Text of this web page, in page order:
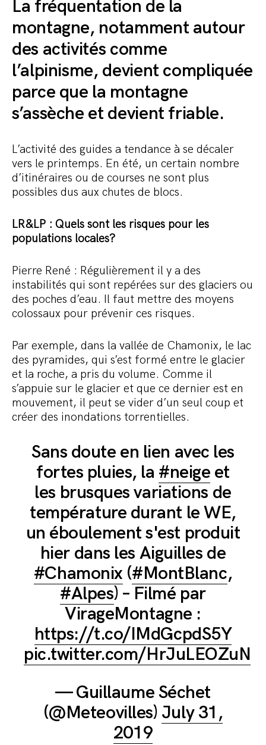
La fréquentation de la
montagne, notamment autour
des activités comme
l’alpinisme, devient compliquée
parce que la montagne
s’assèche et devient friable.
L’activité des guides a tendance à se décaler
vers le printemps. En été, un certain nombre
d’itinéraires ou de courses ne sont plus
possibles dus aux chutes de blocs.
LR&LP : Quels sont les risques pour les
populations locales?
Pierre René : Régulièrement il y a des
instabilités qui sont repérées sur des glaciers ou
des poches d’eau. Il faut mettre des moyens
colossaux pour prévenir ces risques.
Par exemple, dans la vallée de Chamonix, le lac
des pyramides, qui s’est formé entre le glacier
et la roche, a pris du volume. Comme il
s’appuie sur le glacier et que ce dernier est en
mouvement, il peut se vider d’un seul coup et
créer des inondations torrentielles.
Sans doute en lien avec les
fortes pluies, la #neige et
les brusques variations de
température durant le WE,
un éboulement s'est produit
hier dans les Aiguilles de
#Chamonix (#MontBlanc,
#Alpes) – Filmé par
VirageMontagne :
https://t.co/IMdGcpdS5Y
pic.twitter.com/HrJuLEOZuN
— Guillaume Séchet
(@Meteovilles) July 31,
2019